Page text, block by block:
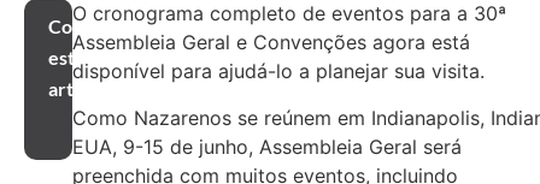
Compartilhar
este
artigo
O cronograma completo de eventos para a 30ª
Assembleia Geral e Convenções agora está
disponível para ajudá-lo a planejar sua visita.
Como Nazarenos se reúnem em Indianapolis,
EUA, 9-15 de junho, Assembleia Geral será
preenchida com muitos eventos, incluindo